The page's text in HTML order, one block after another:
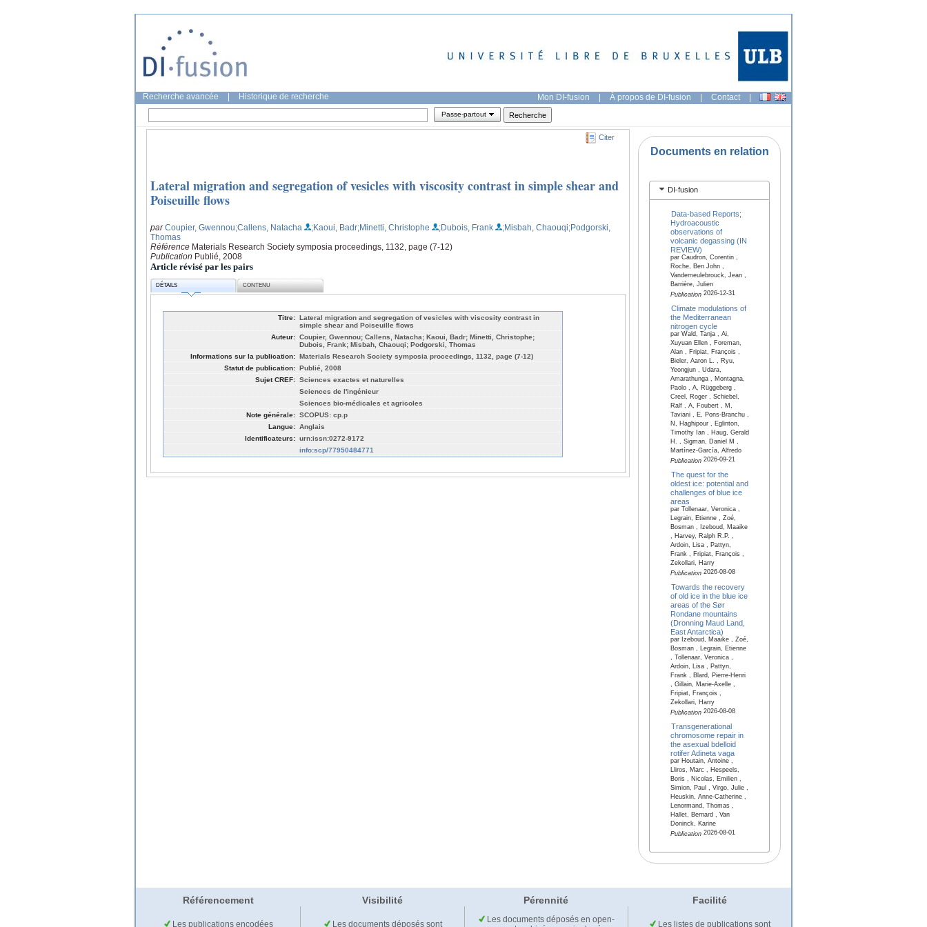
Recherche avancée Historique de recherche Mon DI-fusion | À propos de DI-fusion | Contact |
Passe-partout
Citer
Lateral migration and segregation of vesicles with viscosity contrast in simple shear and
Poiseuille flows
parCoupier, Gwennou;Callens, Natacha ;Kaoui, Badr;Minetti, Christophe ;Dubois, Frank ;Misbah, Chaouqi;Podgorski,
Thomas
Référence Materials Research Society symposia proceedings, 1132, page (7-12)
Publication Publié, 2008
Article révisé par les pairs
DÉTAILS CONTENU
Titre: Lateral migration and segregation of vesicles with viscosity contrast in
simple shear and Poiseuille flows
Auteur: Coupier, Gwennou; Callens, Natacha; Kaoui, Badr; Minetti, Christophe;
Dubois, Frank; Misbah, Chaouqi; Podgorski, Thomas
Informations sur la publication: Materials Research Society symposia proceedings, 1132, page (7-12)
Statut de publication: Publié, 2008
Sujet CREF: Sciences exactes et naturelles
Sciences de l'ingénieur
Sciences bio-médicales et agricoles
Note générale: SCOPUS: cp.p
Langue: Anglais
Identificateurs: urn:issn:0272-9172
info:scp/77950484771
Documents en relation
DI-fusion
Data-based Reports;
Hydroacoustic
observations of
volcanic degassing (IN
REVIEW)
par Caudron, Corentin ,
Roche, Ben John ,
Vandemeulebrouck, Jean ,
Barrière, Julien
Publication2026-12-31
Climate modulations of
the Mediterranean
nitrogen cycle
par Wald, Tanja , Ai,
Xuyuan Ellen , Foreman,
Alan , Fripiat, François ,
Bieler, Aaron L. , Ryu,
Yeongjun , Udara,
Amarathunga , Montagna,
Paolo , A, Rüggeberg ,
Creel, Roger , Schiebel,
Ralf , A, Foubert , M,
Taviani , E, Pons-Branchu ,
N, Haghipour , Eglinton,
Timothy Ian , Haug, Gerald
H. , Sigman, Daniel M ,
Martínez-García, Alfredo
Publication2026-09-21
The quest for the
oldest ice: potential and
challenges of blue ice
areas
par Tollenaar, Veronica ,
Legrain, Etienne , Zoé,
Bosman , Izeboud, Maaike
, Harvey, Ralph R.P. ,
Ardoin, Lisa , Pattyn,
Frank , Fripiat, François ,
Zekollari, Harry
Publication2026-08-08
Towards the recovery
of old ice in the blue ice
areas of the Sør
Rondane mountains
(Dronning Maud Land,
East Antarctica)
par Izeboud, Maaike , Zoé,
Bosman , Legrain, Etienne
, Tollenaar, Veronica ,
Ardoin, Lisa , Pattyn,
Frank , Blard, Pierre-Henri
, Gillain, Marie-Axelle ,
Fripiat, François ,
Zekollari, Harry
Publication2026-08-08
Transgenerational
chromosome repair in
the asexual bdelloid
rotifer Adineta vaga
par Houtain, Antoine ,
Lliros, Marc , Hespeels,
Boris , Nicolas, Emilien ,
Simion, Paul , Virgo, Julie ,
Heuskin, Anne-Catherine ,
Lenormand, Thomas ,
Hallet, Bernard , Van
Doninck, Karine
Publication2026-08-01
Référencement Visibilité Pérennité Facilité
Les publications encodées Les documents déposés sont
Les documents déposés en open-
Les listes de publications sont